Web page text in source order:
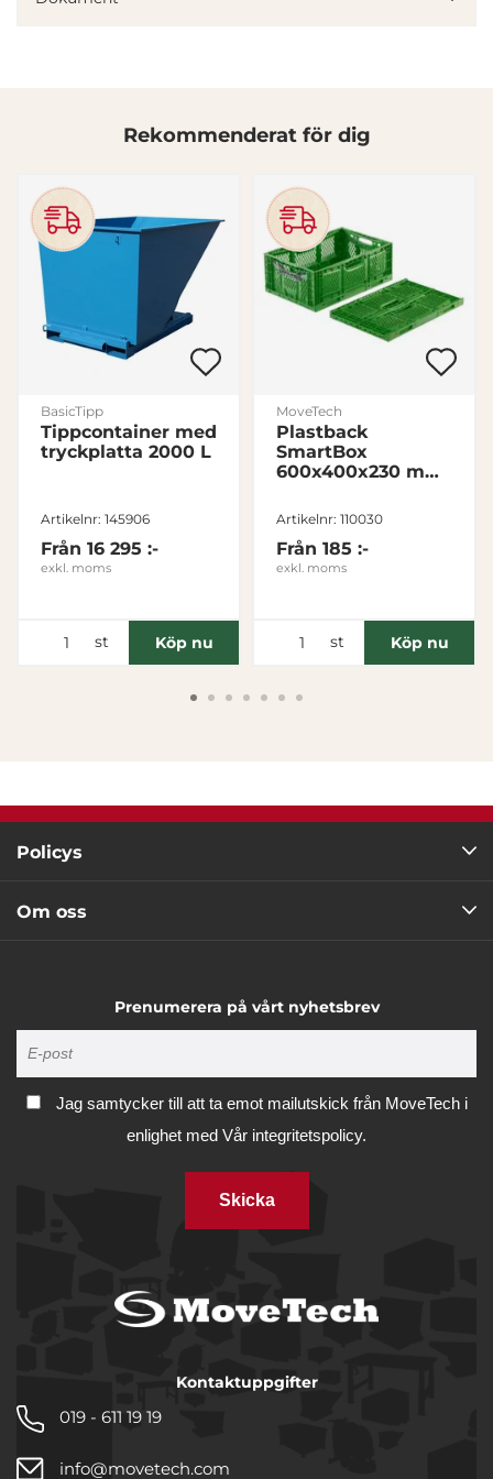
Inställningar
Statistik
Marknadsföring
Visa detaljer
Tillåt alla
Tillåt urval
Rekommenderat för dig
BasicTipp
Tippcontainer med
tryckplatta 2000 L
Artikelnr: 145906
Från 16 295 :-
exkl. moms
st Köp nu
MoveTech
Plastback
SmartBox
600x400x230 mm
Grön
Artikelnr: 110030
Från 185 :-
exkl. moms
st Köp nu
Policys
Om oss
Prenumerera på vårt nyhetsbrev
Jag samtycker till att ta emot mailutskick från MoveTech i
enlighet med Vår integritetspolicy.
Skicka
Kontaktuppgifter
019 - 611 19 19
info@movetech.com